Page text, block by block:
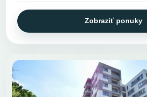
Zobraziť ponuky